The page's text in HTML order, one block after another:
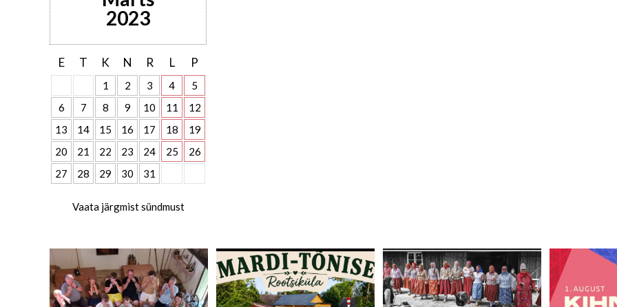
2023
E T K N R L P
1 2 3 4
5
6
7 8 9 10 11
12
13
14 15 16 17 18
19
20
21 22 23 24 25
26
27
28 29 30 31
Vaata järgmist sündmust